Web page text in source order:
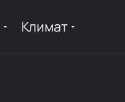
Климат